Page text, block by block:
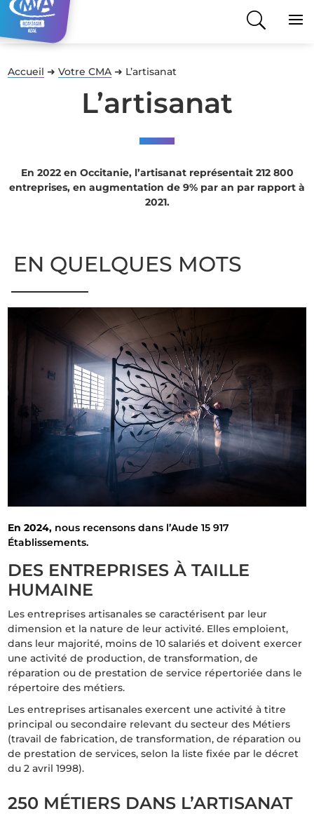
Accueil ➜Votre CMA ➜ L’artisanat
L’artisanat
En 2022 en Occitanie, l’artisanat représentait 212 800
entreprises, en augmentation de 9% par an par rapport à
2021.
EN QUELQUES MOTS
En 2024, nous recensons dans l’Aude 15 917
Établissements.
DES ENTREPRISES À TAILLE
HUMAINE
Les entreprises artisanales se caractérisent par leur
dimension et la nature de leur activité. Elles emploient,
dans leur majorité, moins de 10 salariés et doivent exercer
une activité de production, de transformation, de
réparation ou de prestation de service répertoriée dans le
répertoire des métiers.
Les entreprises artisanales exercent une activité à titre
principal ou secondaire relevant du secteur des Métiers
(travail de fabrication, de transformation, de réparation ou
de prestation de services, selon la liste fixée par le décret
du 2 avril 1998).
250 MÉTIERS DANS L’ARTISANAT